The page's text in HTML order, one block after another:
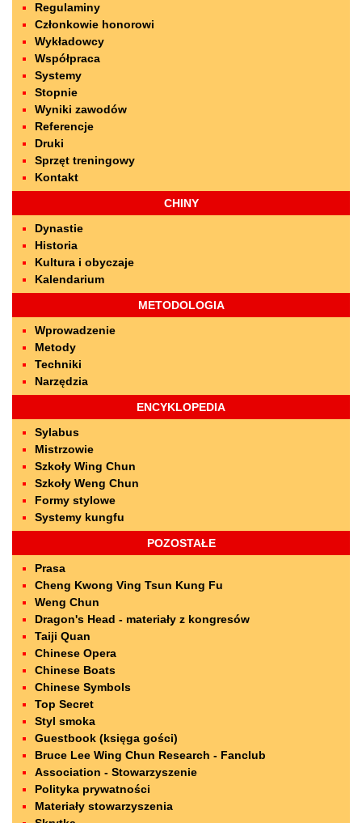
Regulaminy
Członkowie honorowi
Wykładowcy
Współpraca
Systemy
Stopnie
Wyniki zawodów
Referencje
Druki
Sprzęt treningowy
Kontakt
CHINY
Dynastie
Historia
Kultura i obyczaje
Kalendarium
METODOLOGIA
Wprowadzenie
Metody
Techniki
Narzędzia
ENCYKLOPEDIA
Sylabus
Mistrzowie
Szkoły Wing Chun
Szkoły Weng Chun
Formy stylowe
Systemy kungfu
POZOSTAŁE
Prasa
Cheng Kwong Ving Tsun Kung Fu
Weng Chun
Dragon's Head - materiały z kongresów
Taiji Quan
Chinese Opera
Chinese Boats
Chinese Symbols
Top Secret
Styl smoka
Guestbook (księga gości)
Bruce Lee Wing Chun Research - Fanclub
Association - Stowarzyszenie
Polityka prywatności
Materiały stowarzyszenia